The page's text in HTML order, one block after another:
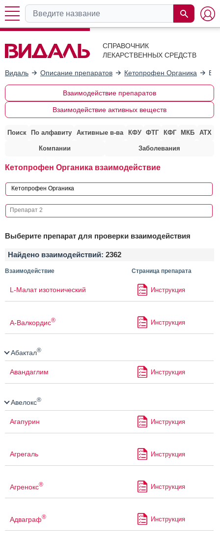
СПРАВОЧНИК
ЛЕКАРСТВЕННЫХ СРЕДСТВ
Видаль Описание препаратов Кетопрофен Органика
Взаимодействие препаратов
Взаимодействие активных веществ
Поиск По алфавиту Активные в-ва КФУ ФТГ КФГ МКБ АТХ
Компании Заболевания
Кетопрофен Органика взаимодействие
Выберите препарат для проверки взаимодействия
Найдено взаимодействий: 2362
Взаимодействие Страница препарата
L-Малат изотонический Инструкция
А-Валкордис® Инструкция
Абактал®
Авандаглим Инструкция
Авелокс®
Агапурин Инструкция
Агрегаль Инструкция
Агренокс® Инструкция
Адваграф® Инструкция